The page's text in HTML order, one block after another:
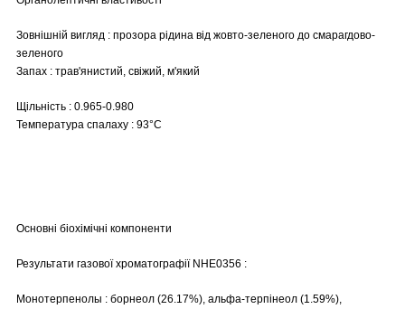
Зовнішній вигляд : прозора рідина від жовто-зеленого до смарагдово-
зеленого
Запах : трав'янистий, свіжий, м'який
Щільність : 0.965-0.980
Температура спалаху : 93°C
Основні біохімічні компоненти
Результати газової хроматографії NHE0356 :
Монотерпенолы : борнеол (26.17%), альфа-терпінеол (1.59%),